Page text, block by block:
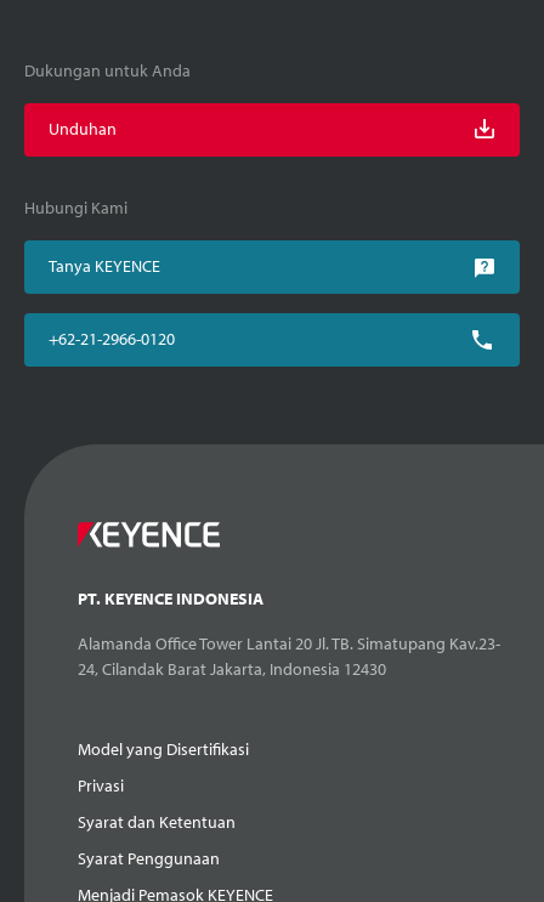
Dukungan untuk Anda
Unduhan
Hubungi Kami
Tanya KEYENCE
+62-21-2966-0120
PT. KEYENCE INDONESIA
Alamanda Office Tower Lantai 20 Jl. TB. Simatupang Kav.23-
24, Cilandak Barat Jakarta, Indonesia 12430
Model yang Disertifikasi
Privasi
Syarat dan Ketentuan
Syarat Penggunaan
Menjadi Pemasok KEYENCE